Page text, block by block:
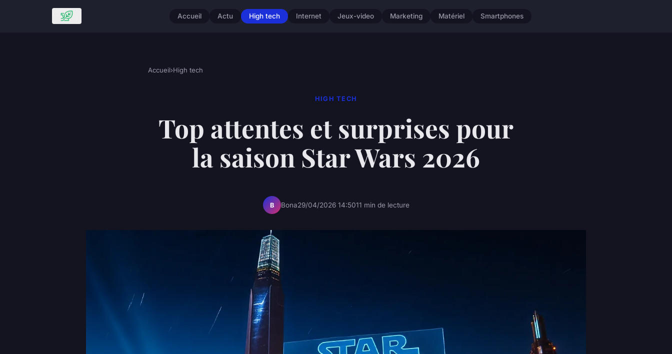
Accueil Actu High tech Internet Jeux-video Marketing Matériel Smartphones
Accueil›High tech
HIGH TECH
Top attentes et surprises pour
la saison Star Wars 2026
B Bona29/04/2026 14:5011 min de lecture